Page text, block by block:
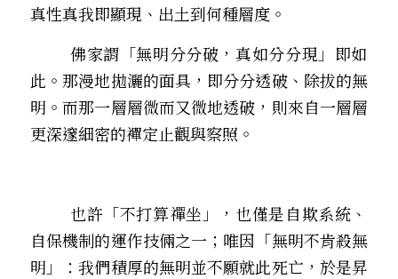
真性真我即顯現、出土到何種層度。
此。那漫地拋灑的面具，即分分透破、除拔的無
明。而那一層層微而又微地透破，則來自一層層
更深邃細密的襌定止觀與察照。
自保機制的運作技倆之一；唯因「無明不肯殺無
明」：我們積厚的無明並不願就此死亡，於是昇